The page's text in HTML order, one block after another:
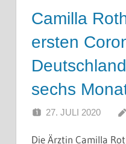
Camilla
ersten
sechs
27. JULI 2020
Die Ärztin Camilla